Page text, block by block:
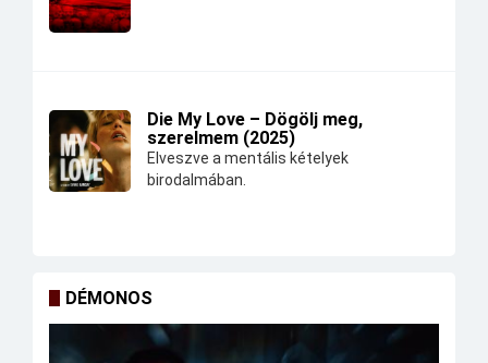
Die My Love – Dögölj meg,
szerelmem (2025)
Elveszve a mentális kételyek
birodalmában.
DÉMONOS